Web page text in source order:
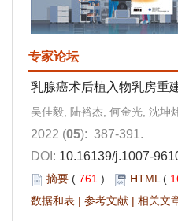
专家论坛
乳腺癌术后植入物乳房重
吴佳毅, 陆裕杰, 何金光, 沈坤
2022 (05): 387-391.
DOI: 10.16139/j.1007-
摘要 ( 761 ) HTML(
数据和表 | 参考文献 | 相关文